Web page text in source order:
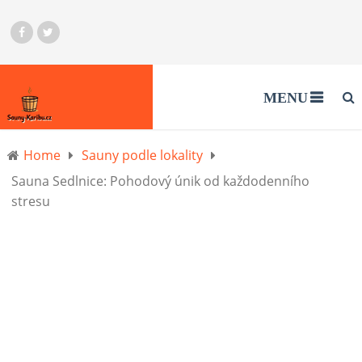
MENU
Home
Sauny podle lokality
Sauna Sedlnice: Pohodový únik od každodenního
stresu